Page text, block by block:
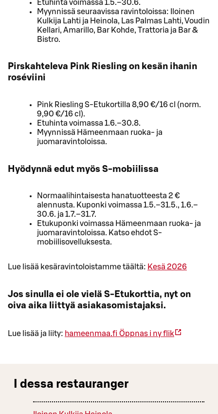
Etuhinta voimassa 1.5.–30.6.
Myynnissä seuraavissa ravintoloissa: Iloinen
Kulkija Lahti ja Heinola, Las Palmas Lahti, Voudin
Kellari, Amarillo, Bar Kohde, Trattoria ja Bar &
Bistro.
Pirskahteleva Pink Riesling on kesän ihanin
roséviini
Pink Riesling S-Etukortilla 8,90 €/16 cl (norm.
9,90 €/16 cl).
Etuhinta voimassa 1.6.–30.8.
Myynnissä Hämeenmaan ruoka- ja
juomaravintoloissa.
Hyödynnä edut myös S-mobiilissa
Normaalihintaisesta hanatuotteesta 2 €
alennusta. Kuponki voimassa 1.5.–31.5., 1.6.–
30.6. ja 1.7.–31.7.
Etukuponki voimassa Hämeenmaan ruoka- ja
juomaravintoloissa. Katso ehdot S-
mobiilisovelluksesta.
Lue lisää kesäravintoloistamme täältä: Kesä 2026
Jos sinulla ei ole vielä S-Etukorttia, nyt on
oiva aika liittyä asiakasomistajaksi.
Lue lisää ja liity: hameenmaa.fi Öppnas i ny flik
I dessa restauranger